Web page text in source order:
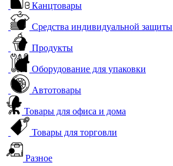
Канцтовары
Средства индивидуальной защиты
Продукты
Оборудование для упаковки
Автотовары
Товары для офиса и дома
Товары для торговли
Разное